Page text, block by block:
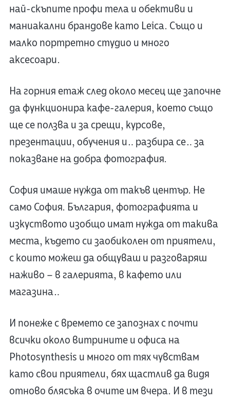
най-скъпите профи тела и обективи и
маниакални брандове като Leica. Също и
малко портретно студио и много
аксесоари.
На горния етаж след около месец ще започне
да функционира кафе-галерия, което също
ще се ползва и за срещи, курсове,
презентации, обучения и… разбира се… за
показване на добра фотография.
София имаше нужда от такъв център. Не
само София. България, фотографията и
изкуството изобщо имат нужда от такива
места, където си заобиколен от приятели,
с които можеш да общуваш и разговаряш
наживо – в галерията, в кафето или
магазина…
И понеже с времето се запознах с почти
всички около витрините и офиса на
Photosynthesis и много от тях чувствам
като свои приятели, бях щастлив да видя
отново блясъка в очите им вчера. И в тези